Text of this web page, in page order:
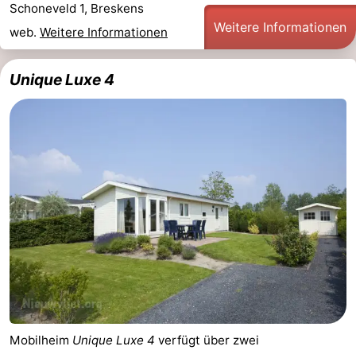
Schoneveld 1, Breskens
web. Weitere Informationen Weitere Informationen
Unique Luxe 4
Mobilheim Unique Luxe 4 verfügt über zwei